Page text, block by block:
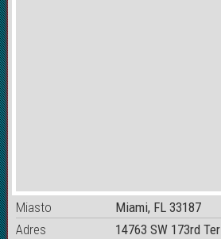
Miasto
Miami, FL 33187
Adres
14763 SW 173rd Ter